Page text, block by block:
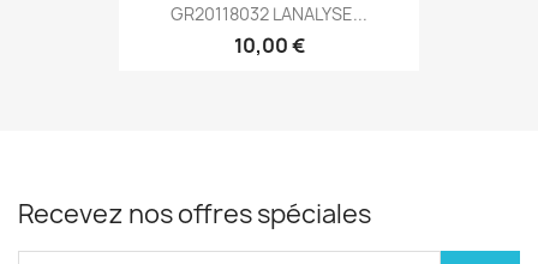
GR20118032 LANALYSE...
10,00 €
Recevez nos offres spéciales